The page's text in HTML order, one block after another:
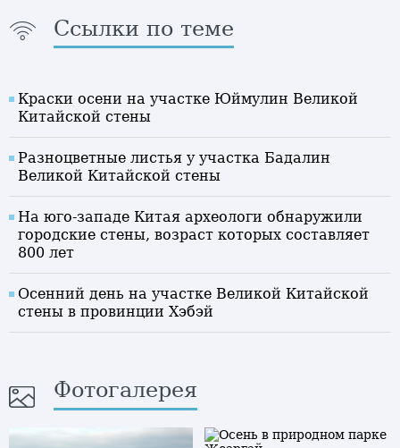
Ссылки по теме
Краски осени на участке Юймулин Великой
Китайской стены
Разноцветные листья у участка Бадалин
Великой Китайской стены
На юго-западе Китая археологи обнаружили
городские стены, возраст которых составляет
800 лет
Осенний день на участке Великой Китайской
стены в провинции Хэбэй
Фотогалерея